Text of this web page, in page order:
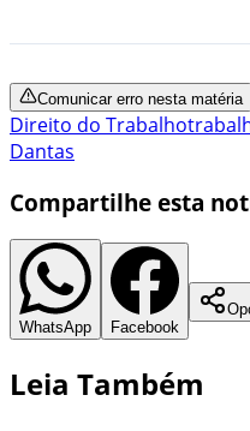
Comunicar erro nesta matéria
Direito do Trabalho
Dantas
Compartilhe esta
WhatsApp Facebook
Leia Também